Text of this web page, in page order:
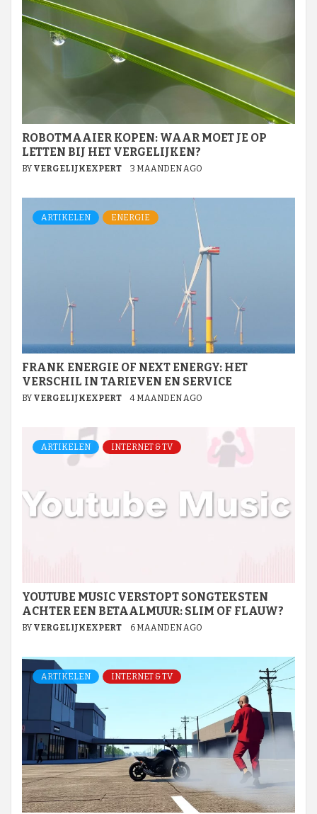
ROBOTMAAIER KOPEN: WAAR MOET JE OP
LETTEN BIJ HET VERGELIJKEN?
BY VERGELIJKEXPERT 3 MAANDEN AGO
ARTIKELEN ENERGIE
FRANK ENERGIE OF NEXT ENERGY: HET
VERSCHIL IN TARIEVEN EN SERVICE
BY VERGELIJKEXPERT 4 MAANDEN AGO
ARTIKELEN INTERNET & TV
YOUTUBE MUSIC VERSTOPT SONGTEKSTEN
ACHTER EEN BETAALMUUR: SLIM OF FLAUW?
BY VERGELIJKEXPERT 6 MAANDEN AGO
ARTIKELEN INTERNET & TV